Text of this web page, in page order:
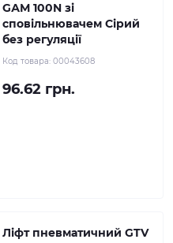
GАМ 100N зі
сповільнювачем Сірий
без регуляції
Код товара: 00043608
96.62 грн.
Ліфт пневматичний GTV